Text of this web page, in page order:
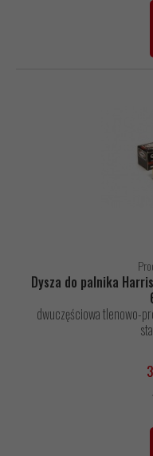
Dysza do palnika
dwuczęściowa tlenowo-